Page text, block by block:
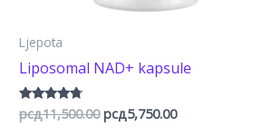
Ljepota
Liposomal NAD+ kapsule
Оцењено
са
рсд11,500.00 Оригинална
рсд5,750.00Тренутна